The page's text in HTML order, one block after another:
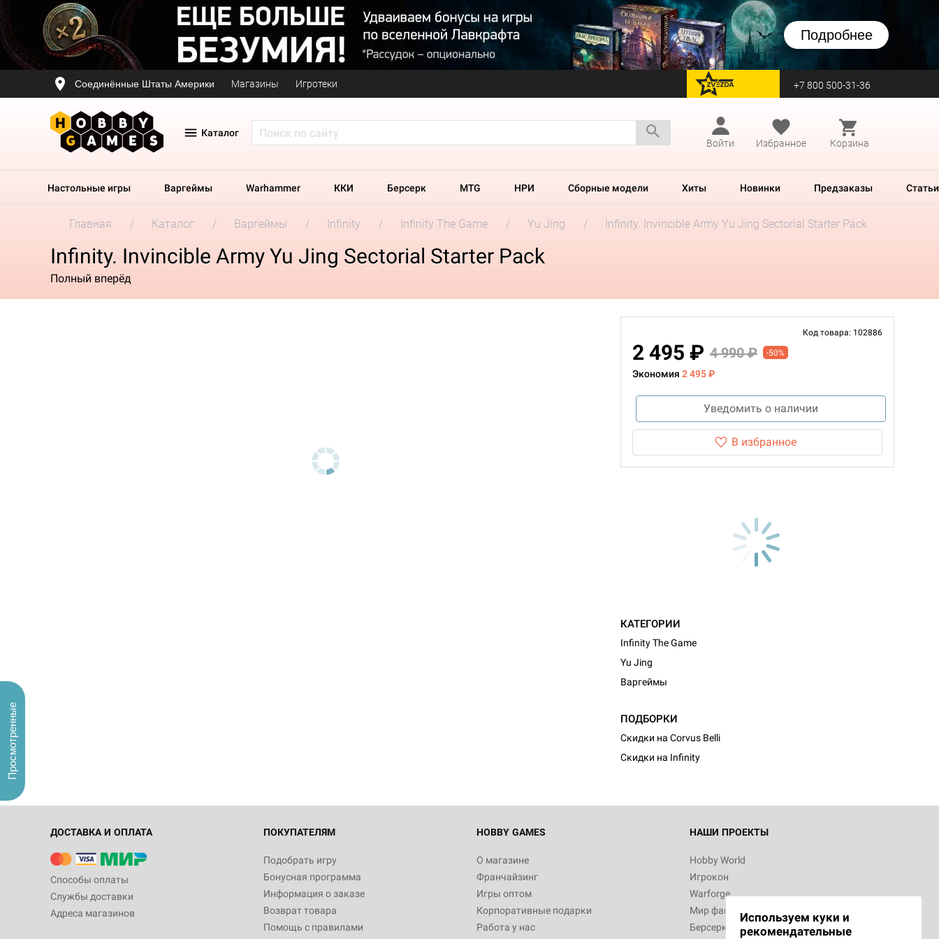
Подробнее
Соединённые Штаты Америки Магазины Игротеки перейти на Zvezda +7 800 500-31-36
Каталог
Войти
Избранное Корзина
Настольные игры Варгеймы Warhammer ККИ Берсерк MTG НРИ Сборные модели Хиты Новинки Предзаказы Статьи
Главная Каталог Варгеймы Infinity Infinity The Game Yu Jing Infinity. Invincible Army Yu Jing Sectorial Starter Pack
Infinity. Invincible Army Yu Jing Sectorial Starter Pack
Полный вперёд
Код товара: 102886
2 495 ₽ 4 990 ₽ -50%
Экономия 2 495 ₽
Уведомить о наличии
В избранное
КАТЕГОРИИ
Infinity The Game
Yu Jing
Варгеймы
ПОДБОРКИ
Скидки на Corvus Belli
Скидки на Infinity
ДОСТАВКА И ОПЛАТА
Способы оплаты
Службы доставки
Адреса магазинов
ПОКУПАТЕЛЯМ
Подобрать игру
Бонусная программа
Информация о заказе
Возврат товара
Помощь с правилами
HOBBY GAMES
О магазине
Франчайзинг
Игры оптом
Корпоративные подарки
Работа у нас
НАШИ ПРОЕКТЫ
Hobby World
Игрокон
Warforge
Мир фантастики
Берсерк
Используем куки и
рекомендательные
Просмотренные
Белая смерть
12 990
Настольная игра Hobby World Берсерк.
3 490